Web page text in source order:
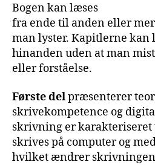
Bogen kan læses
fra ende til anden eller
man lyster. Kapitlerne
hinanden uden at man
eller forståelse.
Første delpræsenterer
skrivekompetence og
skrivning er karakteriseret
skrives på computer og
hvilket ændrer